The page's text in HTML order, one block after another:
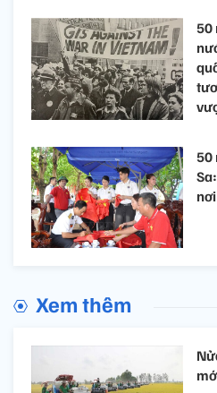
50
50
Xem thêm